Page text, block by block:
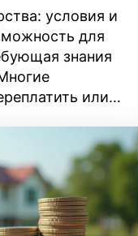
условия и
для
знания
или